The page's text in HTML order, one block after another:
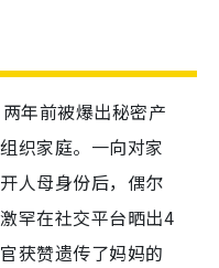
年前被爆出秘密产
织家庭。一向对家
人母身份后，偶尔
罕在社交平台晒出4
获赞遗传了妈妈的